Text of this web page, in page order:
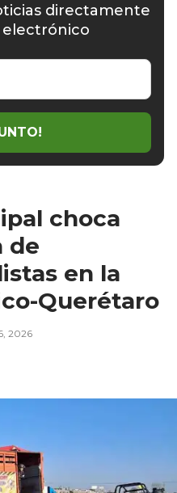
directamente
choca
de
en la
Querétaro
2026